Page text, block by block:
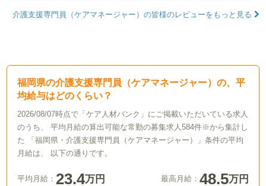
介護支援専門員（ケアマネージャー）の皆様のレビューをもっと見る
福岡県の介護支援専門員（ケアマネージャー）の、平
均給与はどのくらい？
2026/08/07時点で「ケア人材バンク」にご掲載いただいている求人
のうち、 平均月給の算出可能な常勤の募集求人584件※から集計し
た 「福岡県・介護支援専門員（ケアマネージャー）」条件の平均
月給は、 以下の通りです。
平均月給： 23.4万円 最高月給： 48.5万円